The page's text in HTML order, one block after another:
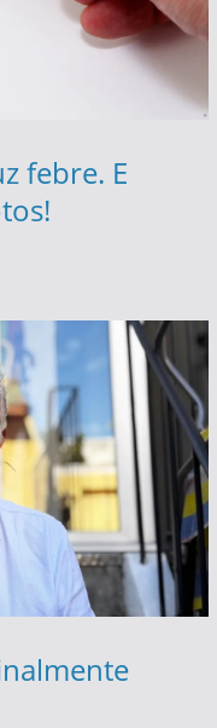
febre. E